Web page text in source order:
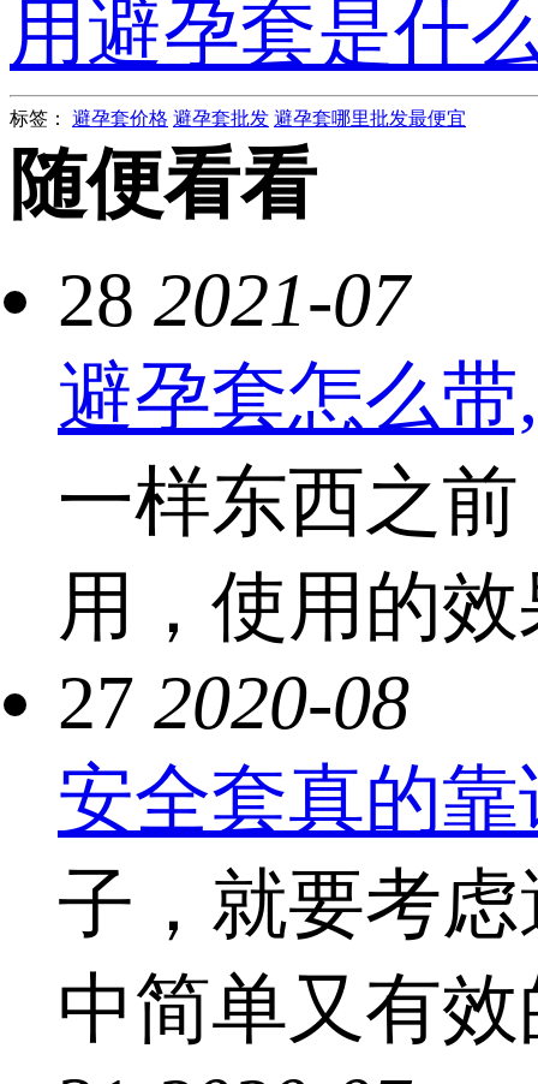
用避孕套是什
标签： 避孕套价格 避孕套批发 避孕套哪里批发最便宜
随便看看
28 2021-07
避孕套怎么
一样东西之
用，使用的
27 2020-08
安全套真的
子，就要考
中简单又有